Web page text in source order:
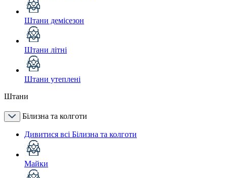
Штани демісезон
Штани літні
Штани утеплені
Штани
Білизна та колготи
Дивитися всі Білизна та колготи
Майки